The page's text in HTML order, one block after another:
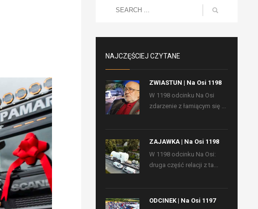
NAJCZĘŚCIEJ CZYTANE
ZWIASTUN | Na Osi 1198
W 1198 odcinku Na Osi
zdarzenie z łamiącym się ...
ZAJAWKA | Na Osi 1198
W 1198 odcinku Na Osi:
druga część relacji z ta...
ODCINEK | Na Osi 1197